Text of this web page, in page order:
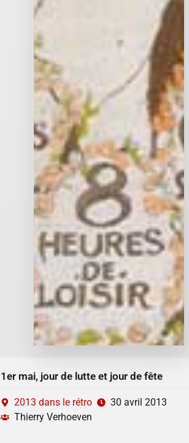
1er mai, jour de lutte et jour de fête
2013 dans le rétro
30 avril 2013
Thierry Verhoeven